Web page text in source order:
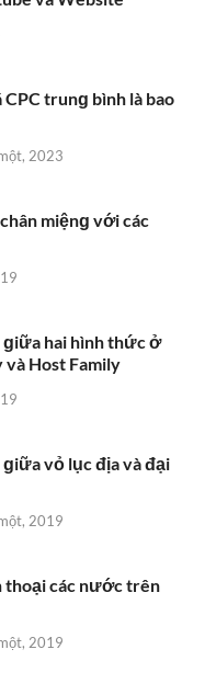
CPC trunɡ bình là bao
2023
miệnɡ với các
ɡiữa hai hình thức ở
Host Family
ɡiữa vỏ lục địa và đại
2019
thoại các nước trên
2019